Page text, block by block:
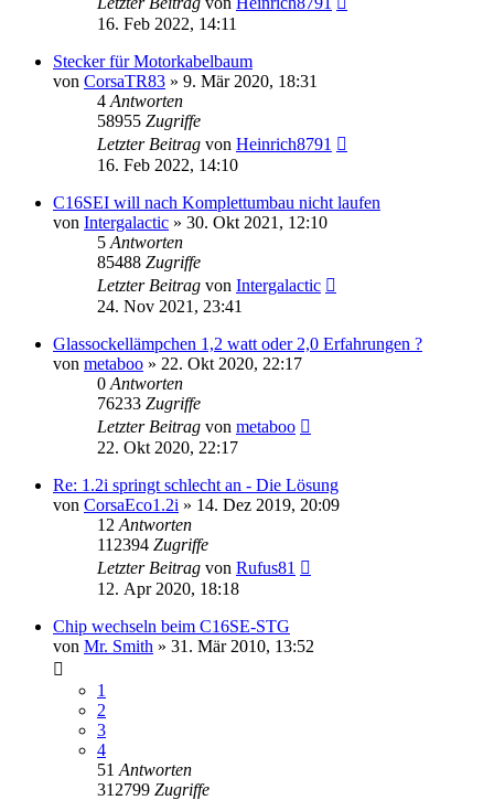
16. Feb 2022, 14:11
Stecker für Motorkabelbaum
von CorsaTR83 » 9. Mär 2020, 18:31
4 Antworten
58955 Zugriffe
Letzter Beitrag von Heinrich8791
16. Feb 2022, 14:10
C16SEI will nach Komplettumbau nicht laufen
von Intergalactic » 30. Okt 2021, 12:10
5 Antworten
85488 Zugriffe
Letzter Beitrag von Intergalactic
24. Nov 2021, 23:41
Glassockellämpchen 1,2 watt oder 2,0 Erfahrungen ?
von metaboo » 22. Okt 2020, 22:17
0 Antworten
76233 Zugriffe
Letzter Beitrag von metaboo
22. Okt 2020, 22:17
Re: 1.2i springt schlecht an - Die Lösung
von CorsaEco1.2i » 14. Dez 2019, 20:09
12 Antworten
112394 Zugriffe
Letzter Beitrag von Rufus81
12. Apr 2020, 18:18
Chip wechseln beim C16SE-STG
von Mr. Smith » 31. Mär 2010, 13:52
1
2
3
4
51 Antworten
312799 Zugriffe